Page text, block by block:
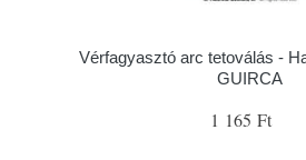
Vérfagyasztó arc tetoválás -
GUIRCA
1 165 Ft